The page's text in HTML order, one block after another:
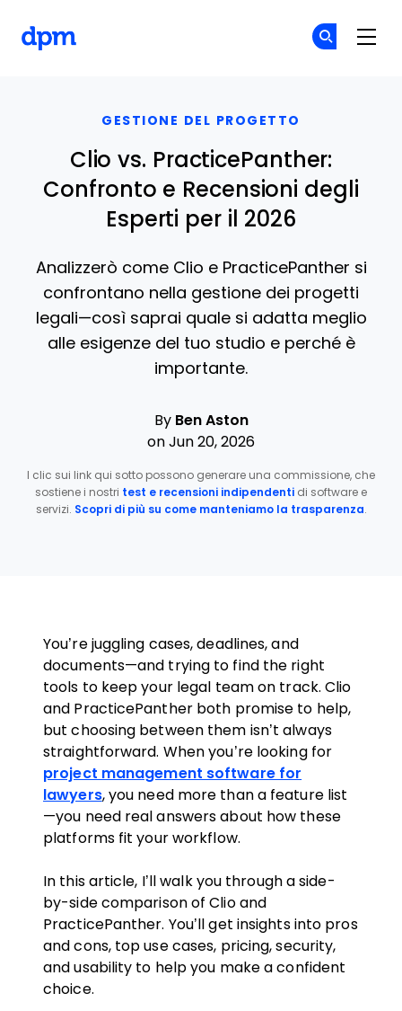
GESTIONE DEL PROGETTO
Clio vs. PracticePanther:
Confronto e Recensioni degli
Esperti per il 2026
Analizzerò come Clio e PracticePanther si
confrontano nella gestione dei progetti
legali—così saprai quale si adatta meglio
alle esigenze del tuo studio e perché è
importante.
By Ben Aston
on Jun 20, 2026
I clic sui link qui sotto possono generare una commissione, che
sostiene i nostri test e recensioni indipendenti di software e
servizi. Scopri di più su come manteniamo la trasparenza.
You’re juggling cases, deadlines, and
documents—and trying to find the right
tools to keep your legal team on track. Clio
and PracticePanther both promise to help,
but choosing between them isn’t always
straightforward. When you’re looking for
project management software for
lawyers, you need more than a feature list
—you need real answers about how these
platforms fit your workflow.
In this article, I’ll walk you through a side-
by-side comparison of Clio and
PracticePanther. You’ll get insights into pros
and cons, top use cases, pricing, security,
and usability to help you make a confident
choice.